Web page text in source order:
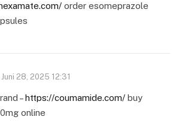
order esomeprazole
Juni 28, 2025 12:31
–https://coumamide.com/ buy
online